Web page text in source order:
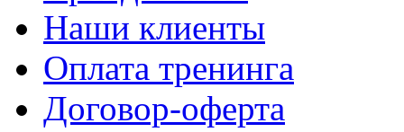
Наши клиенты
Оплата тренинга
Договор-оферта